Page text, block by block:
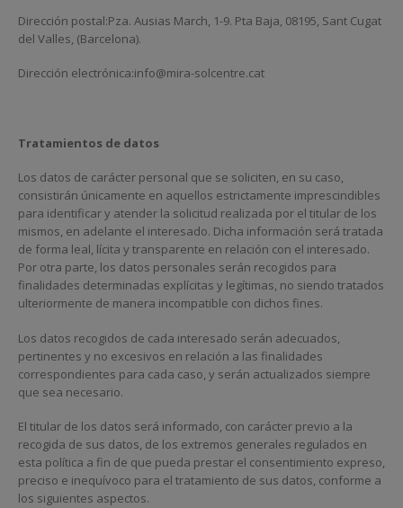
Dirección postal:Pza. Ausias March, 1-9. Pta Baja, 08195, Sant Cugat
del Valles, (Barcelona).
Dirección electrónica:info@mira-solcentre.cat
Tratamientos de datos
Los datos de carácter personal que se soliciten, en su caso,
consistirán únicamente en aquellos estrictamente imprescindibles
para identificar y atender la solicitud realizada por el titular de los
mismos, en adelante el interesado. Dicha información será tratada
de forma leal, lícita y transparente en relación con el interesado.
Por otra parte, los datos personales serán recogidos para
finalidades determinadas explícitas y legítimas, no siendo tratados
ulteriormente de manera incompatible con dichos fines.
Los datos recogidos de cada interesado serán adecuados,
pertinentes y no excesivos en relación a las finalidades
correspondientes para cada caso, y serán actualizados siempre
que sea necesario.
El titular de los datos será informado, con carácter previo a la
recogida de sus datos, de los extremos generales regulados en
esta política a fin de que pueda prestar el consentimiento expreso,
preciso e inequívoco para el tratamiento de sus datos, conforme a
los siguientes aspectos.